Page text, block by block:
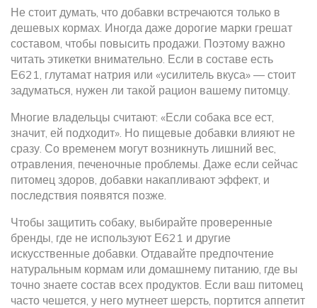
Не стоит думать, что добавки встречаются только в
дешевых кормах. Иногда даже дорогие марки грешат
составом, чтобы повысить продажи. Поэтому важно
читать этикетки внимательно. Если в составе есть
Е621, глутамат натрия или «усилитель вкуса» — стоит
задуматься, нужен ли такой рацион вашему питомцу.
Многие владельцы считают: «Если собака все ест,
значит, ей подходит». Но пищевые добавки влияют не
сразу. Со временем могут возникнуть лишний вес,
отравления, печеночные проблемы. Даже если сейчас
питомец здоров, добавки накапливают эффект, и
последствия появятся позже.
Чтобы защитить собаку, выбирайте проверенные
бренды, где не используют Е621 и другие
искусственные добавки. Отдавайте предпочтение
натуральным кормам или домашнему питанию, где вы
точно знаете состав всех продуктов. Если ваш питомец
часто чешется, у него мутнеет шерсть, портится аппетит